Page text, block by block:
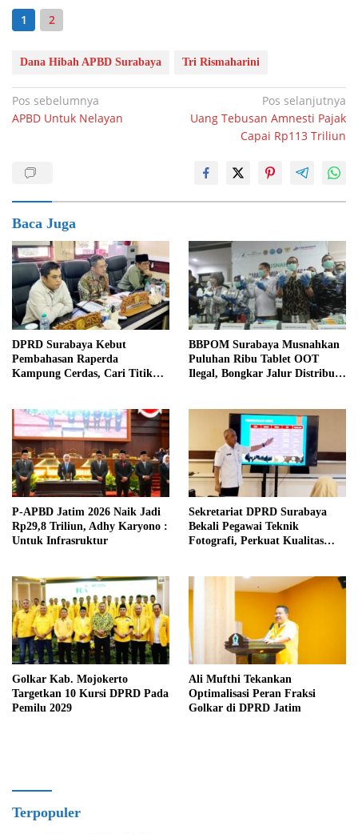
1 2
Dana Hibah APBD Surabaya Tri Rismaharini
Navigasi
pos
Pos sebelumnya
APBD Untuk Nelayan
Pos selanjutnya
Uang Tebusan Amnesti Pajak
Capai Rp113 Triliun
Baca Juga
DPRD Surabaya Kebut
Pembahasan Raperda
Kampung Cerdas, Cari Titik
BBPOM Surabaya Musnahkan
Puluhan Ribu Tablet OOT
Ilegal, Bongkar Jalur Distribusi
P-APBD Jatim 2026 Naik Jadi
Rp29,8 Triliun, Adhy Karyono :
Untuk Infrasruktur
Sekretariat DPRD Surabaya
Bekali Pegawai Teknik
Fotografi, Perkuat Kualitas
Golkar Kab. Mojokerto
Targetkan 10 Kursi DPRD Pada
Pemilu 2029
Ali Mufthi Tekankan
Optimalisasi Peran Fraksi
Golkar di DPRD Jatim
Terpopuler